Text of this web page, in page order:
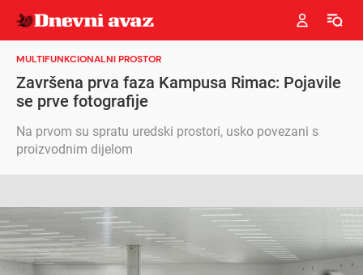
MULTIFUNKCIONALNI PROSTOR
Završena prva faza Kampusa Rimac: Pojavile
se prve fotografije
Na prvom su spratu uredski prostori, usko povezani s
proizvodnim dijelom